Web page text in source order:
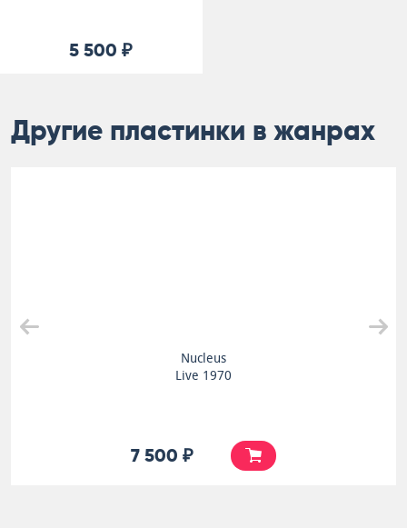
5 500 ₽
Другие пластинки в жанрах
Nucleus
Live 1970
7 500 ₽